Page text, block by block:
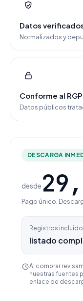
Datos
Normalizados y
Conforme al
Datos públicos
DESCARGA
desde
Pago único.
Registros
listado
Al comprar
nuestras fuentes
enlace de